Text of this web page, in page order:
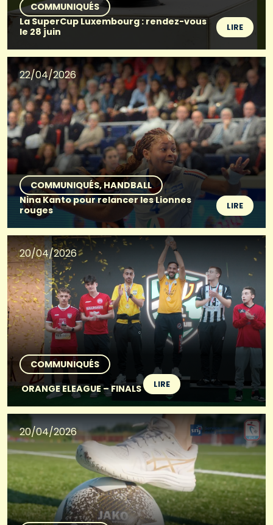
COMMUNIQUÉS
La SuperCup Luxembourg : rendez-vous
le 28 juin
LIRE
22/04/2026
COMMUNIQUÉS HANDBALL
Nina Kanto pour relancer les Lionnes
rouges
LIRE
20/04/2026
COMMUNIQUÉS
ORANGE ELEAGUE – FINALS
LIRE
20/04/2026